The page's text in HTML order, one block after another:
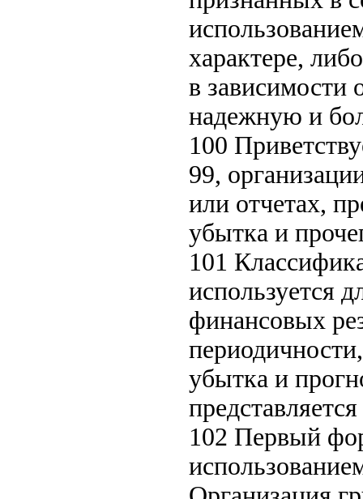
характере,
в зависимости
надежную и
100
99,
или отчетах,
убытка и
101
используется
финансовых
убытка и
102 Первый